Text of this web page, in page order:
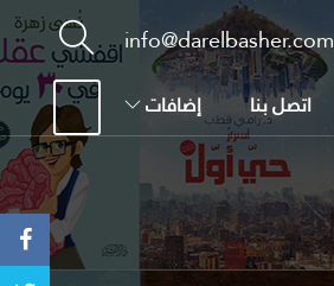
info@darelbasher.com
اتصل بنا إضافات